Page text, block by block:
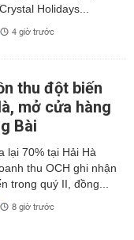
Holidays...
4 giờ trước
thu đột biến
mở cửa hàng
Bài
lại 70% tại Hải Hà
thu OCH ghi nhận
trong quý II, đồng...
8 giờ trước